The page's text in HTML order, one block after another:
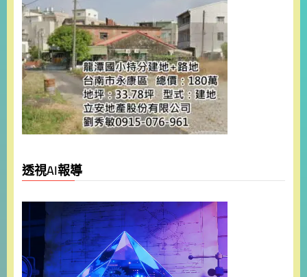
透視AI報導